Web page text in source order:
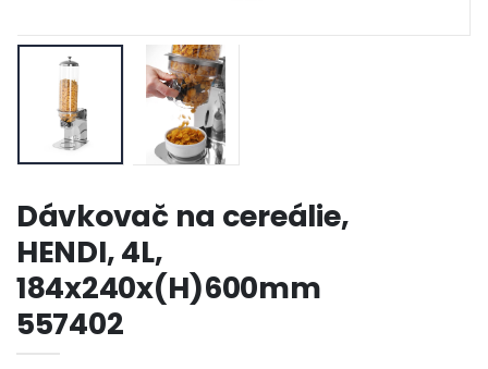
Dávkovač na cereálie,
HENDI, 4L,
184x240x(H)600mm
557402